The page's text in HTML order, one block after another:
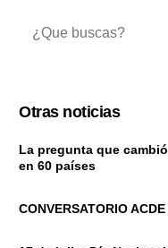
Otras noticias
La pregunta que
en 60 países
CONVERSATORIO